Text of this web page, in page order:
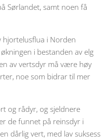
Sørlandet, samt noen få
hjortelusflua i Norden
i bestanden av elg
av vertsdyr må være høy
noe som bidrar til mer
og rådyr, og sjeldnere
de funnet på reinsdyr i
dårlig vert, med lav suksess